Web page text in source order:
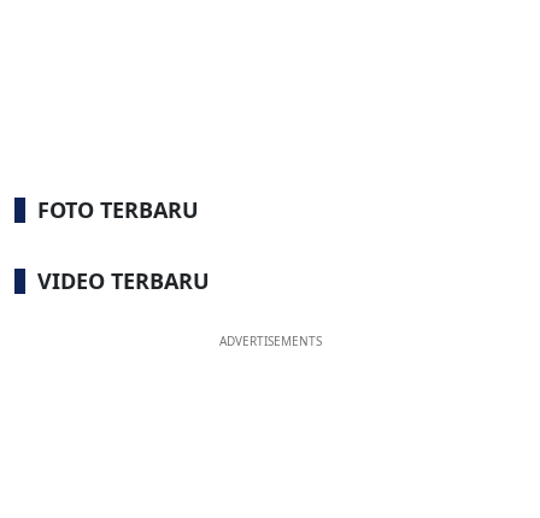
FOTO TERBARU
VIDEO TERBARU
ADVERTISEMENTS